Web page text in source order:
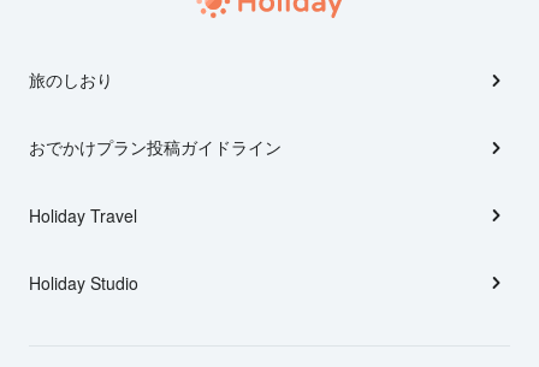
旅のしおり
おでかけプラン投稿ガイドライン
Holiday Travel
Holiday Studio